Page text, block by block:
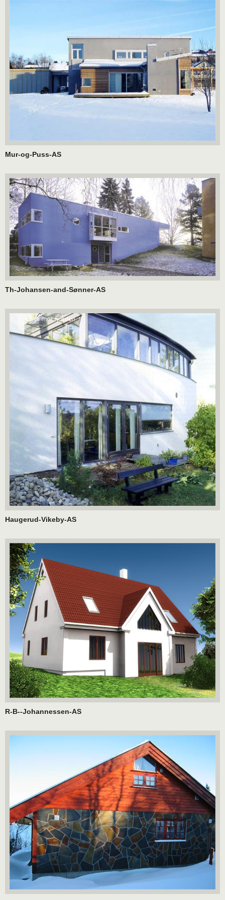
Mur-og-Puss-AS
Th-Johansen-and-Sønner-AS
Haugerud-Vikeby-AS
R-B--Johannessen-AS